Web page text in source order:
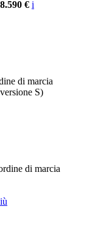
€ i
di marcia
S)
di marcia